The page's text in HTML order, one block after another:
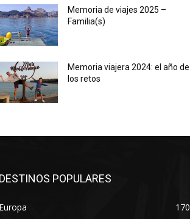
Memoria de viajes 2025 –
Familia(s)
Memoria viajera 2024: el año de
los retos
DESTINOS POPULARES
Europa
170